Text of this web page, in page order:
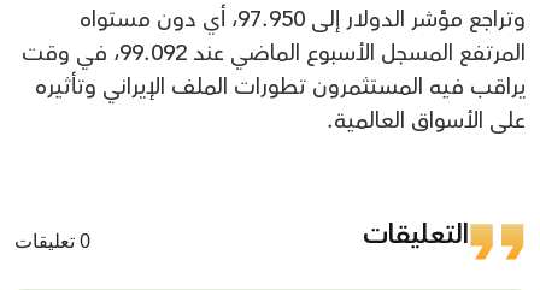
وتراجع مؤشر الدولار إلى 97.950، أي دون مستواه
المرتفع المسجل الأسبوع الماضي عند 99.092، في وقت
يراقب فيه المستثمرون تطورات الملف الإيراني وتأثيره
على الأسواق العالمية.
التعليقات 0 تعليقات